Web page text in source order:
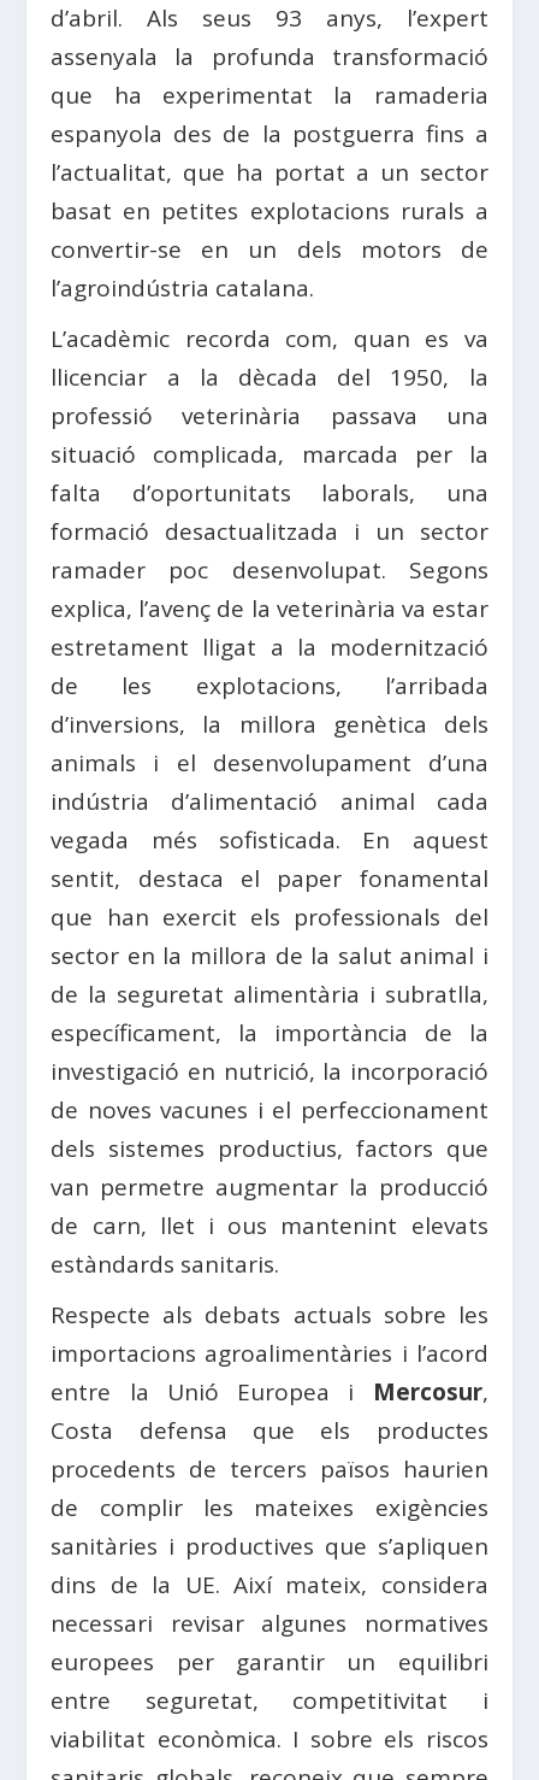
d’abril. Als seus 93 anys, l’expert
assenyala la profunda transformació
que ha experimentat la ramaderia
espanyola des de la postguerra fins a
l’actualitat, que ha portat a un sector
basat en petites explotacions rurals a
convertir-se en un dels motors de
l’agroindústria catalana.
L’acadèmic recorda com, quan es va
llicenciar a la dècada del 1950, la
professió veterinària passava una
situació complicada, marcada per la
falta d’oportunitats laborals, una
formació desactualitzada i un sector
ramader poc desenvolupat. Segons
explica, l’avenç de la veterinària va estar
estretament lligat a la modernització
de les explotacions, l’arribada
d’inversions, la millora genètica dels
animals i el desenvolupament d’una
indústria d’alimentació animal cada
vegada més sofisticada. En aquest
sentit, destaca el paper fonamental
que han exercit els professionals del
sector en la millora de la salut animal i
de la seguretat alimentària i subratlla,
específicament, la importància de la
investigació en nutrició, la incorporació
de noves vacunes i el perfeccionament
dels sistemes productius, factors que
van permetre augmentar la producció
de carn, llet i ous mantenint elevats
estàndards sanitaris.
Respecte als debats actuals sobre les
importacions agroalimentàries i l’acord
entre la Unió Europea i Mercosur,
Costa defensa que els productes
procedents de tercers països haurien
de complir les mateixes exigències
sanitàries i productives que s’apliquen
dins de la UE. Així mateix, considera
necessari revisar algunes normatives
europees per garantir un equilibri
entre seguretat, competitivitat i
viabilitat econòmica. I sobre els riscos